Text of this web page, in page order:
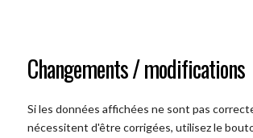
Changements / modifications
Si les données affichées ne sont pas
nécessitent d'être corrigées, utilisez le